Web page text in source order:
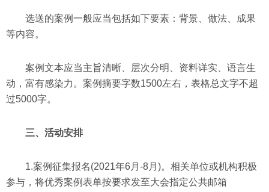
选送的案例一般应当包括如下要素：背景、做法、成果
等内容。
案例文本应当主旨清晰、层次分明、资料详实、语言生
动，富有感染力。案例摘要字数1500左右，表格总文字不超
过5000字。
三、活动安排
1.案例征集报名(2021年6月-8月)。相关单位或机构积极
参与，将优秀案例表单按要求发至大会指定公共邮箱